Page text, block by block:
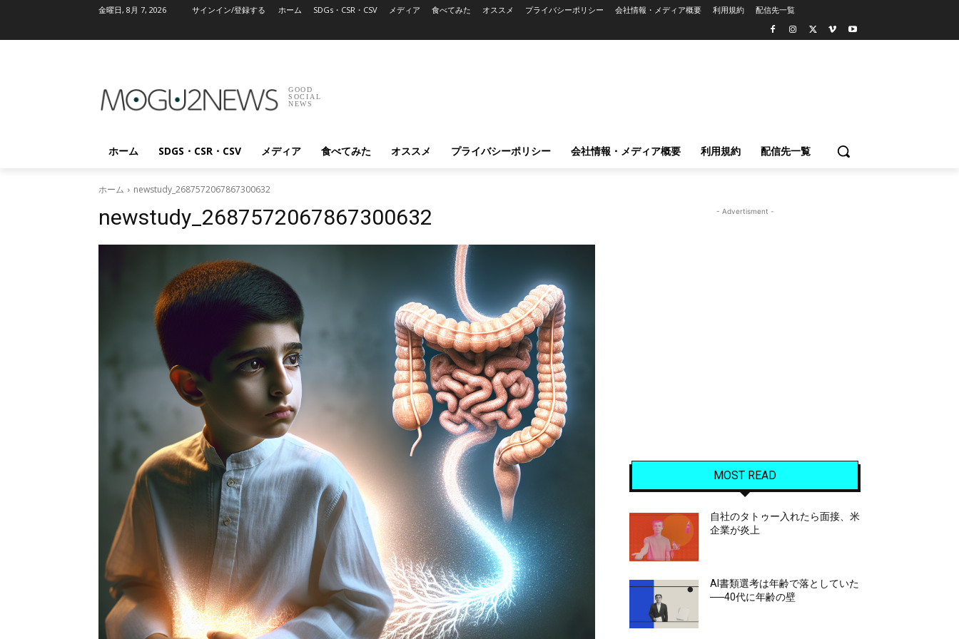
金曜日, 8月 7, 2026 サインイン/登録する ホーム SDGs・CSR・CSV メディア 食べてみた オススメ プライバシーポリシー 会社情報・メディア概要 利用規約 配信先一覧
GOOD
SOCIAL
NEWS
ホーム SDGS・CSR・CSV メディア 食べてみた オススメ プライバシーポリシー 会社情報・メディア概要 利用規約 配信先一覧
ホーム newstudy_2687572067867300632
newstudy_2687572067867300632 - Advertisment -
MOST READ
自社のタトゥー入れたら面接、米
企業が炎上
AI書類選考は年齢で落としていた
──40代に年齢の壁